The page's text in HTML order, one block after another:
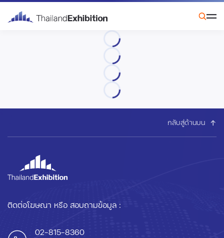
กลับสู่ด้านบน
ติดต่อโฆษณา หรือ สอบถามข้อมูล :
02-815-8360